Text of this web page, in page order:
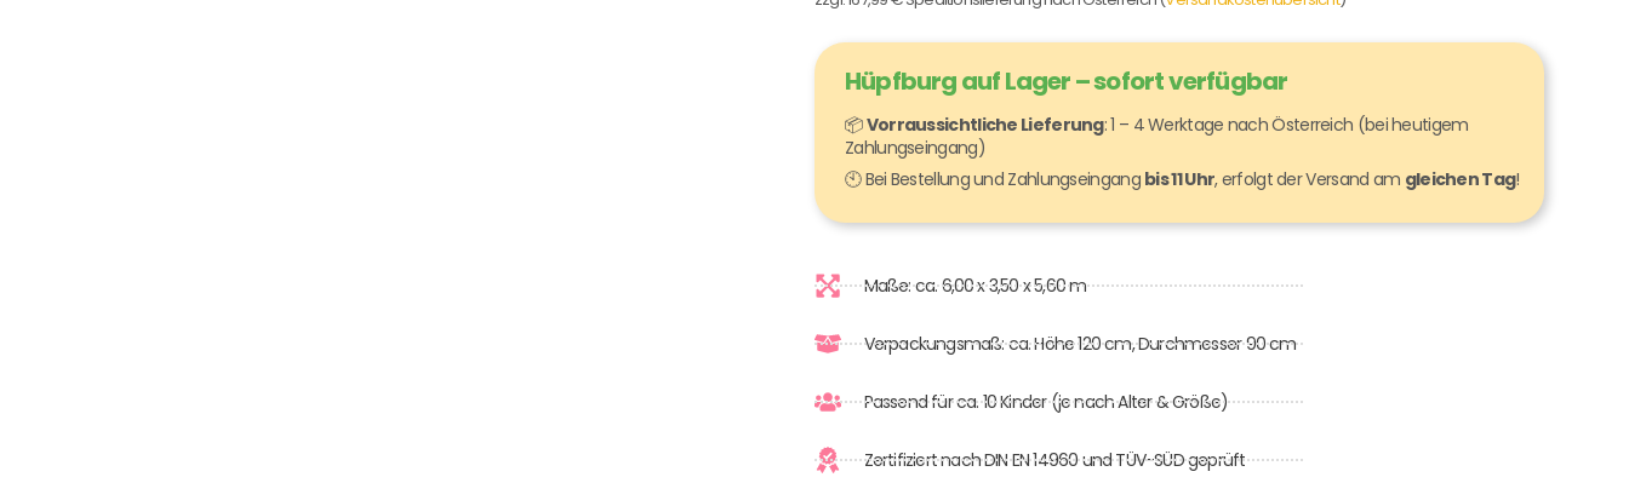
Hüpfburg auf Lager – sofort verfügbar
📦Vorraussichtliche Lieferung: 1 – 4 Werktage nach Österreich (bei heutigem
Zahlungseingang)
🕙 Bei Bestellung und Zahlungseingang bis 11 Uhr, erfolgt der Versand am gleichen Tag!
Maße: ca. 6,00 x 3,50 x 5,60 m
Verpackungsmaß: ca. Höhe 120 cm, Durchmesser 90 cm
Passend für ca. 10 Kinder (je nach Alter & Größe)
Zertifiziert nach DIN EN 14960 und TÜV-SÜD geprüft